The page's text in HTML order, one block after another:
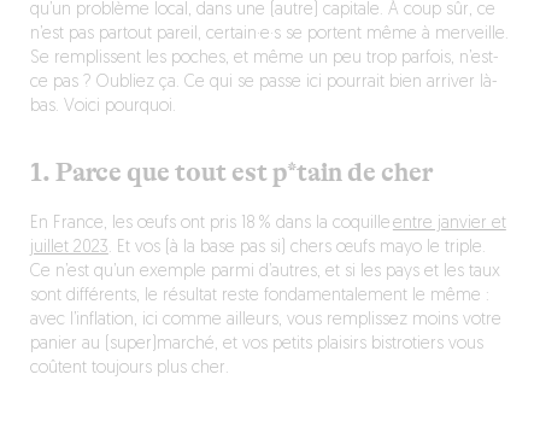
qu’un problème local, dans une (autre) capitale. À coup sûr, ce
n’est pas partout pareil, certain·e·s se portent même à merveille.
Se remplissent les poches, et même un peu trop parfois, n’est-
ce pas ? Oubliez ça. Ce qui se passe ici pourrait bien arriver là-
bas. Voici pourquoi.
1. Parce que tout est p*tain de cher
En France, les œufs ont pris 18 % dans la coquille entre janvier et
juillet 2023. Et vos (à la base pas si) chers œufs mayo le triple.
Ce n’est qu’un exemple parmi d’autres, et si les pays et les taux
sont différents, le résultat reste fondamentalement le même :
avec l’inflation, ici comme ailleurs, vous remplissez moins votre
panier au (super)marché, et vos petits plaisirs bistrotiers vous
coûtent toujours plus cher.